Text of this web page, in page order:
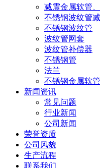
减震金属软管
不锈钢波纹管
不锈钢波纹管
波纹管网套
波纹管补偿器
不锈钢管
法兰
不锈钢金属软管
新闻资讯
常见问题
行业新闻
公司新闻
荣誉资质
公司风貌
生产流程
联系我们